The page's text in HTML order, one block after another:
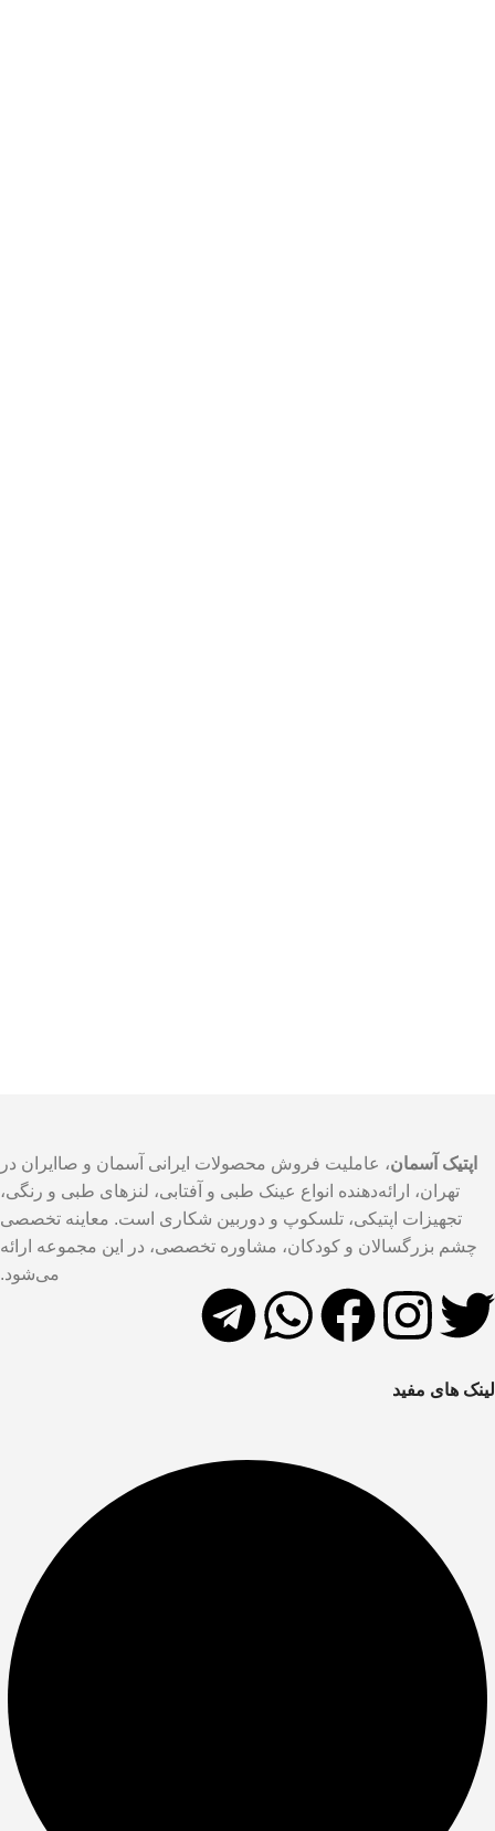
اپتیک آسمان، عاملیت فروش محصولات ایرانی آسمان و صاایران در
تهران، ارائه‌دهنده انواع عینک طبی و آفتابی، لنزهای طبی و رنگی،
تجهیزات اپتیکی، تلسکوپ و دوربین شکاری است. معاینه تخصصی
چشم بزرگسالان و کودکان، مشاوره تخصصی، در این مجموعه ارائه
می‌شود.
لینک های مفید